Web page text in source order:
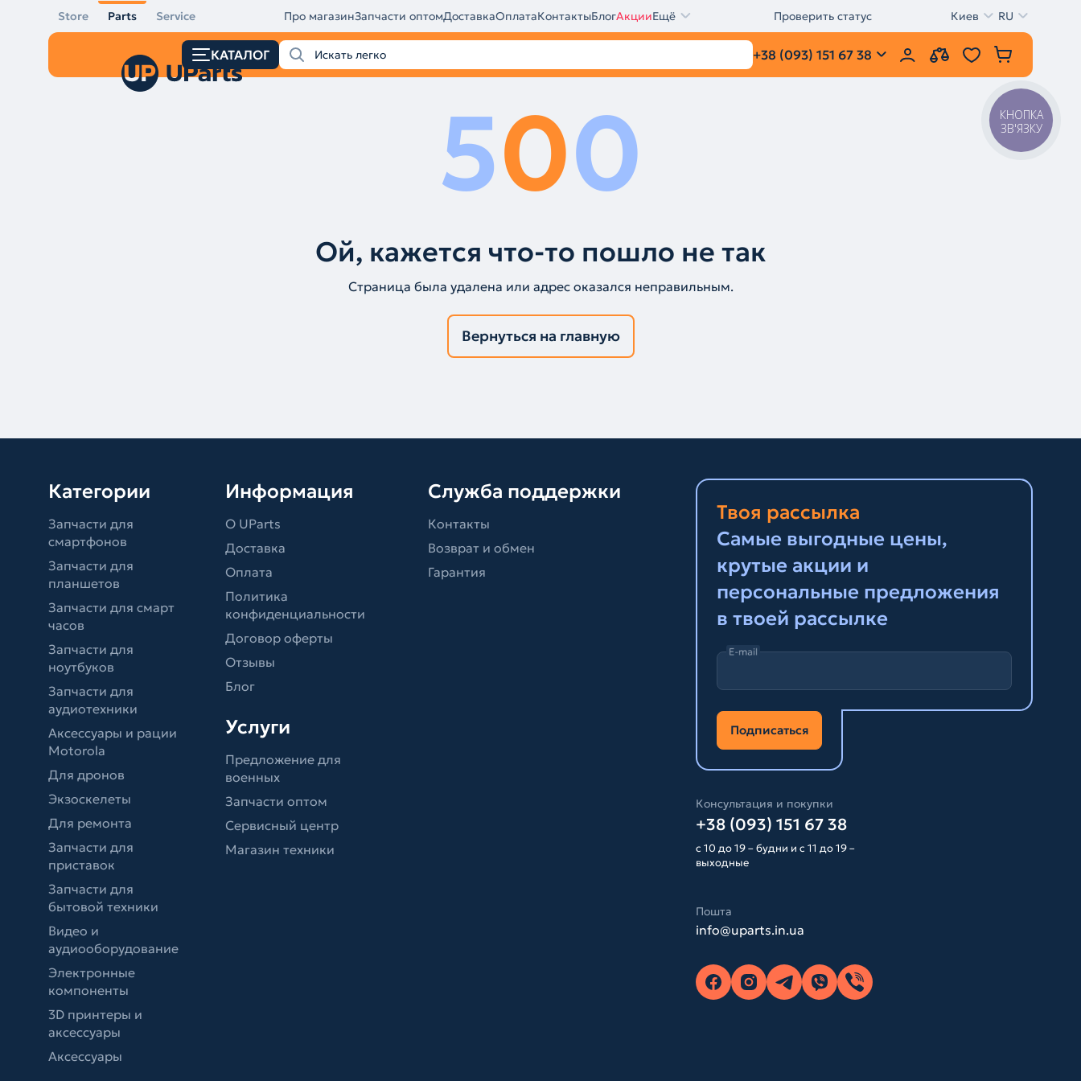
Store Parts Service Про магазинЗапчасти оптомДоставкаОплатаКонтактыБлогАкцииЕщё Проверить статус Киев RU
КАТАЛОГ +38 (093) 151 67 38
500
Ой, кажется что-то пошло не так
Страница была удалена или адрес оказался неправильным.
Вернуться на главную
Категории
Запчасти для
смартфонов
Запчасти для
планшетов
Запчасти для смарт
часов
Запчасти для
ноутбуков
Запчасти для
аудиотехники
Аксессуары и рации
Motorola
Для дронов
Экзоскелеты
Для ремонта
Запчасти для
приставок
Запчасти для
бытовой техники
Видео и
аудиооборудование
Электронные
компоненты
3D принтеры и
аксессуары
Аксессуары
Информация
О UParts
Доставка
Оплата
Политика
конфиденциальности
Договор оферты
Отзывы
Блог
Услуги
Предложение для
военных
Запчасти оптом
Сервисный центр
Магазин техники
Служба поддержки
Контакты
Возврат и обмен
Гарантия
Твоя рассылка
Самые выгодные цены,
крутые акции и
персональные предложения
в твоей рассылке
E-mail
Подписаться
Консультация и покупки
+38 (093) 151 67 38
с 10 до 19 – будни и с 11 до 19 –
выходные
Пошта
info@uparts.in.ua
КНОПКА
ЗВ'ЯЗКУ